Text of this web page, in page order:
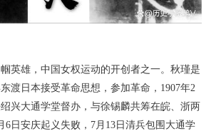
英雄，中国女权运动的开创者之一。秋瑾是
渡日本接受革命思想，参加革命，1907年2
兴大通学堂督办，与徐锡麟共筹在皖、浙两
6日安庆起义失败，7月13日清兵包围大通学